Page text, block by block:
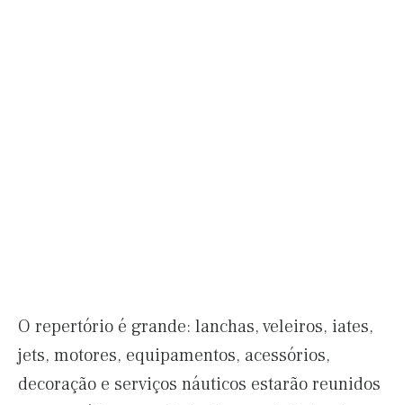
O repertório é grande: lanchas, veleiros, iates,
jets, motores, equipamentos, acessórios,
decoração e serviços náuticos estarão reunidos